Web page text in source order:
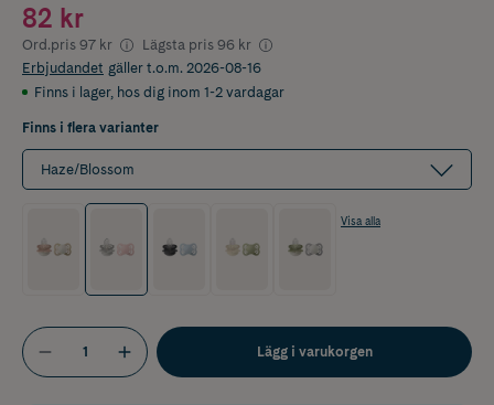
82 kr
Ord.pris 97 kr Lägsta pris 96 kr
Erbjudandet gäller t.o.m. 2026-08-16
Finns i lager, hos dig inom 1-2 vardagar
Finns i flera varianter
Haze/Blossom
Visa alla
Lägg i varukorgen